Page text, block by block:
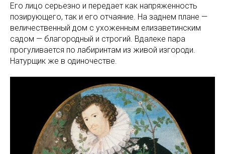
Его лицо серьезно и передает как напряженность
позирующего, так и его отчаяние. На заднем плане —
величественный дом с ухоженным елизаветинским
садом — благородный и строгий. Вдалеке пара
прогуливается по лабиринтам из живой изгороди.
Натурщик же в одиночестве.